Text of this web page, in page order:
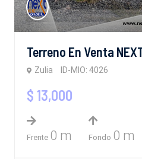
Terreno En Venta
Zulia ID-MIO: 4026
$ 13,000
Frente 0 m Fondo 0 m